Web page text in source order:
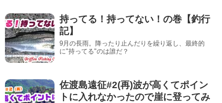
持ってる！持ってない！の巻【釣行
記】
9月の長雨。降ったり止んだりを繰り返し、最終的
に"持ってる"のは誰だ？
佐渡島遠征#2(再)波が高くてポイン
トに入れなかったので崖に登ってみ